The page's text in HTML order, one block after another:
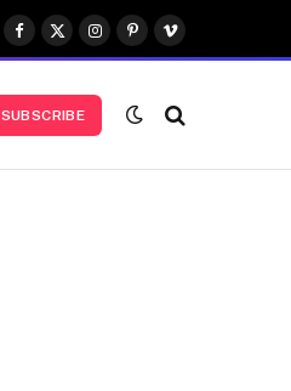
Facebook
X
(Twitter)
Instagram
Pinterest
Vimeo
SUBSCRIBE